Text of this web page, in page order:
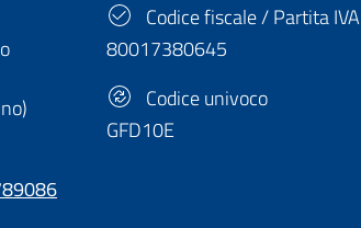
Codice fiscale / Partita IVA
80017380645
Codice univoco
GFD10E